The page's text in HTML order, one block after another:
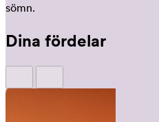
sömn.
Dina fördelar